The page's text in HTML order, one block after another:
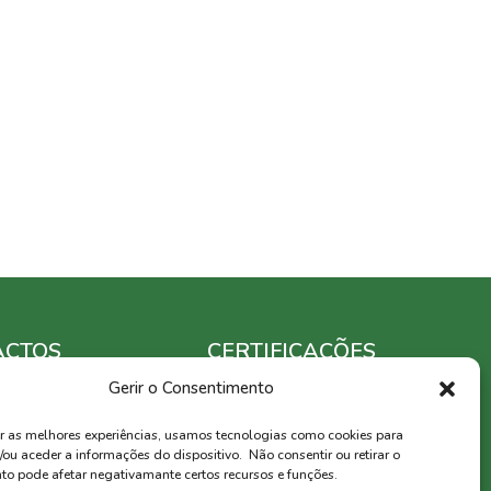
Gerir o Consentimento
as melhores experiências, usamos tecnologias como cookies para
ou aceder a informações do dispositivo. Não consentir ou retirar o
pode afetar negativamante certos recursos e funções.
CERTIFICAÇÕES